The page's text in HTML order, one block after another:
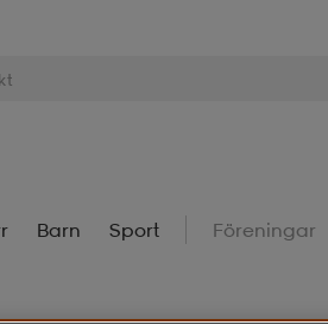
Barn Sport Föreningar